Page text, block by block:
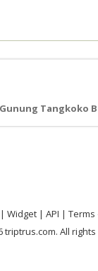
Tangkoko
Widget API
Terms
triptrus.com. All